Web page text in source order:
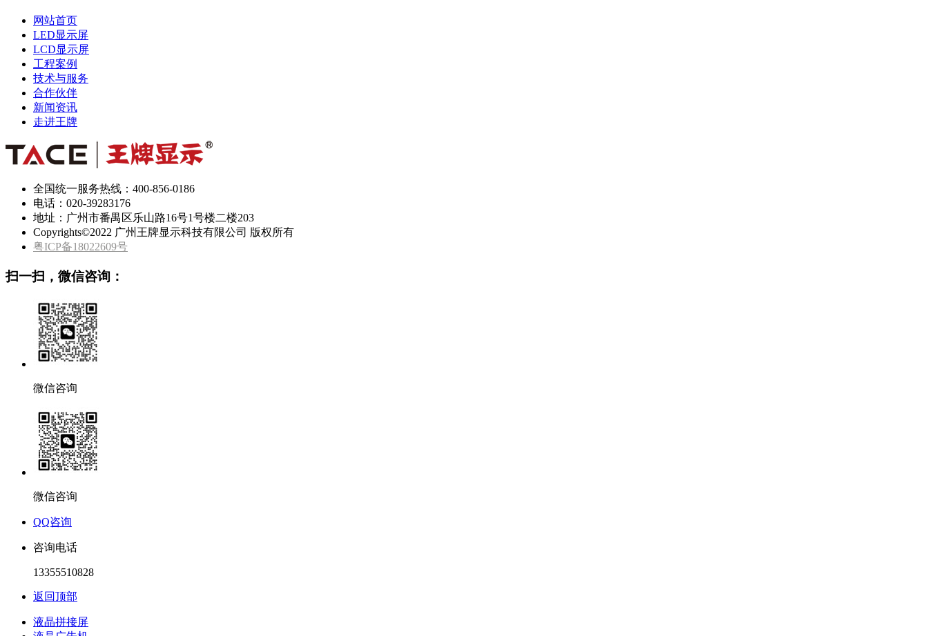
网站首页
LED显示屏
LCD显示屏
工程案例
技术与服务
合作伙伴
新闻资讯
走进王牌
全国统一服务热线： 400-856-0186
电话：020-39283176
地址：广州市番禺区乐山路16号1号楼二楼203
Copyrights©2022 广州王牌显示科技有限公司 版权所有
粤ICP备18022609号
扫一扫，微信咨询：
微信咨询
微信咨询
QQ咨询
咨询电话
13355510828
返回顶部
液晶拼接屏